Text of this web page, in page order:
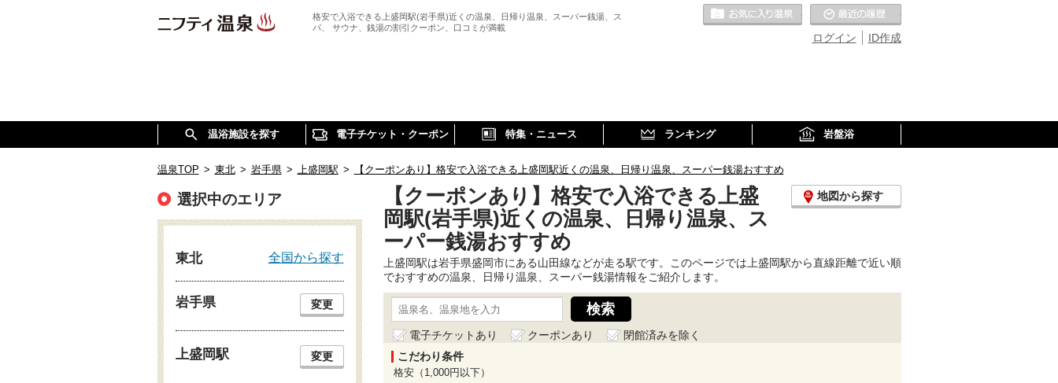
格安で入浴できる上盛岡駅(岩手県)近くの温泉、日帰り温泉、スーパー銭湯、ス
パ、 サウナ、銭湯の割引クーポン、口コミが満載
ID作成
ログイン
お気に入りの温泉
温浴施設を探す 電子チケット・クーポン 特集・ニュース ランキング 岩盤浴
温泉TOP > 東北 > 岩手県 > 上盛岡駅 > 【クーポンあり】格安で入浴できる上盛岡駅近くの温泉、日帰り温泉、スーパー銭湯おすすめ
【クーポンあり】格安で入浴できる上盛
岡駅(岩手県)近くの温泉、日帰り温泉、ス
ーパー銭湯おすすめ
地図から探す
上盛岡駅は岩手県盛岡市にある山田線などが走る駅です。このページでは上盛岡駅から直線距離で近い順
でおすすめの温泉、日帰り温泉、スーパー銭湯情報をご紹介します。
電子チケットあり クーポンあり
閉館済みを除く
こだわり条件
格安（1,000円以下）
選択中のエリア
東北 全国から探す
岩手県 変更
上盛岡駅 変更